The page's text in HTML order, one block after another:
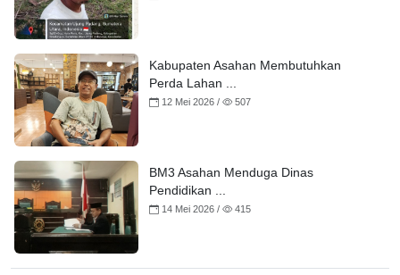
Kabupaten Asahan Membutuhkan
Perda Lahan ...
12 Mei 2026 / 507
BM3 Asahan Menduga Dinas
Pendidikan ...
14 Mei 2026 / 415